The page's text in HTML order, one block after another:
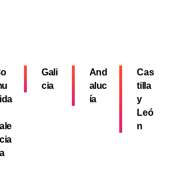
Gali
cia
And
aluc
ía
Cas
tilla
y
Leó
n